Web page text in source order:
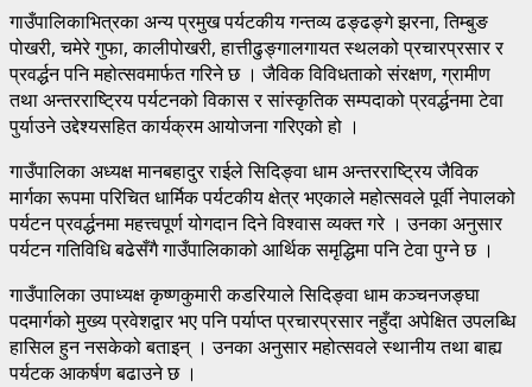
गाउँपालिकाभित्रका अन्य प्रमुख पर्यटकीय गन्तव्य ढङ्ढङ्गे झरना, तिम्बुङ
पोखरी, चमेरे गुफा, कालीपोखरी, हात्तीढुङ्गालगायत स्थलको प्रचारप्रसार र
प्रवर्द्धन पनि महोत्सवमार्फत गरिने छ । जैविक विविधताको संरक्षण, ग्रामीण
तथा अन्तरराष्ट्रिय पर्यटनको विकास र सांस्कृतिक सम्पदाको प्रवर्द्धनमा टेवा
पुर्याउने उद्देश्यसहित कार्यक्रम आयोजना गरिएको हो ।
गाउँपालिका अध्यक्ष मानबहादुर राईले सिदिङ्वा धाम अन्तरराष्ट्रिय जैविक
मार्गका रूपमा परिचित धार्मिक पर्यटकीय क्षेत्र भएकाले महोत्सवले पूर्वी नेपालको
पर्यटन प्रवर्द्धनमा महत्त्वपूर्ण योगदान दिने विश्वास व्यक्त गरे । उनका अनुसार
पर्यटन गतिविधि बढेसँगै गाउँपालिकाको आर्थिक समृद्धिमा पनि टेवा पुग्ने छ ।
गाउँपालिका उपाध्यक्ष कृष्णकुमारी कडरियाले सिदिङ्वा धाम कञ्चनजङ्घा
पदमार्गको मुख्य प्रवेशद्वार भए पनि पर्याप्त प्रचारप्रसार नहुँदा अपेक्षित उपलब्धि
हासिल हुन नसकेको बताइन् । उनका अनुसार महोत्सवले स्थानीय तथा बाह्य
पर्यटक आकर्षण बढाउने छ ।